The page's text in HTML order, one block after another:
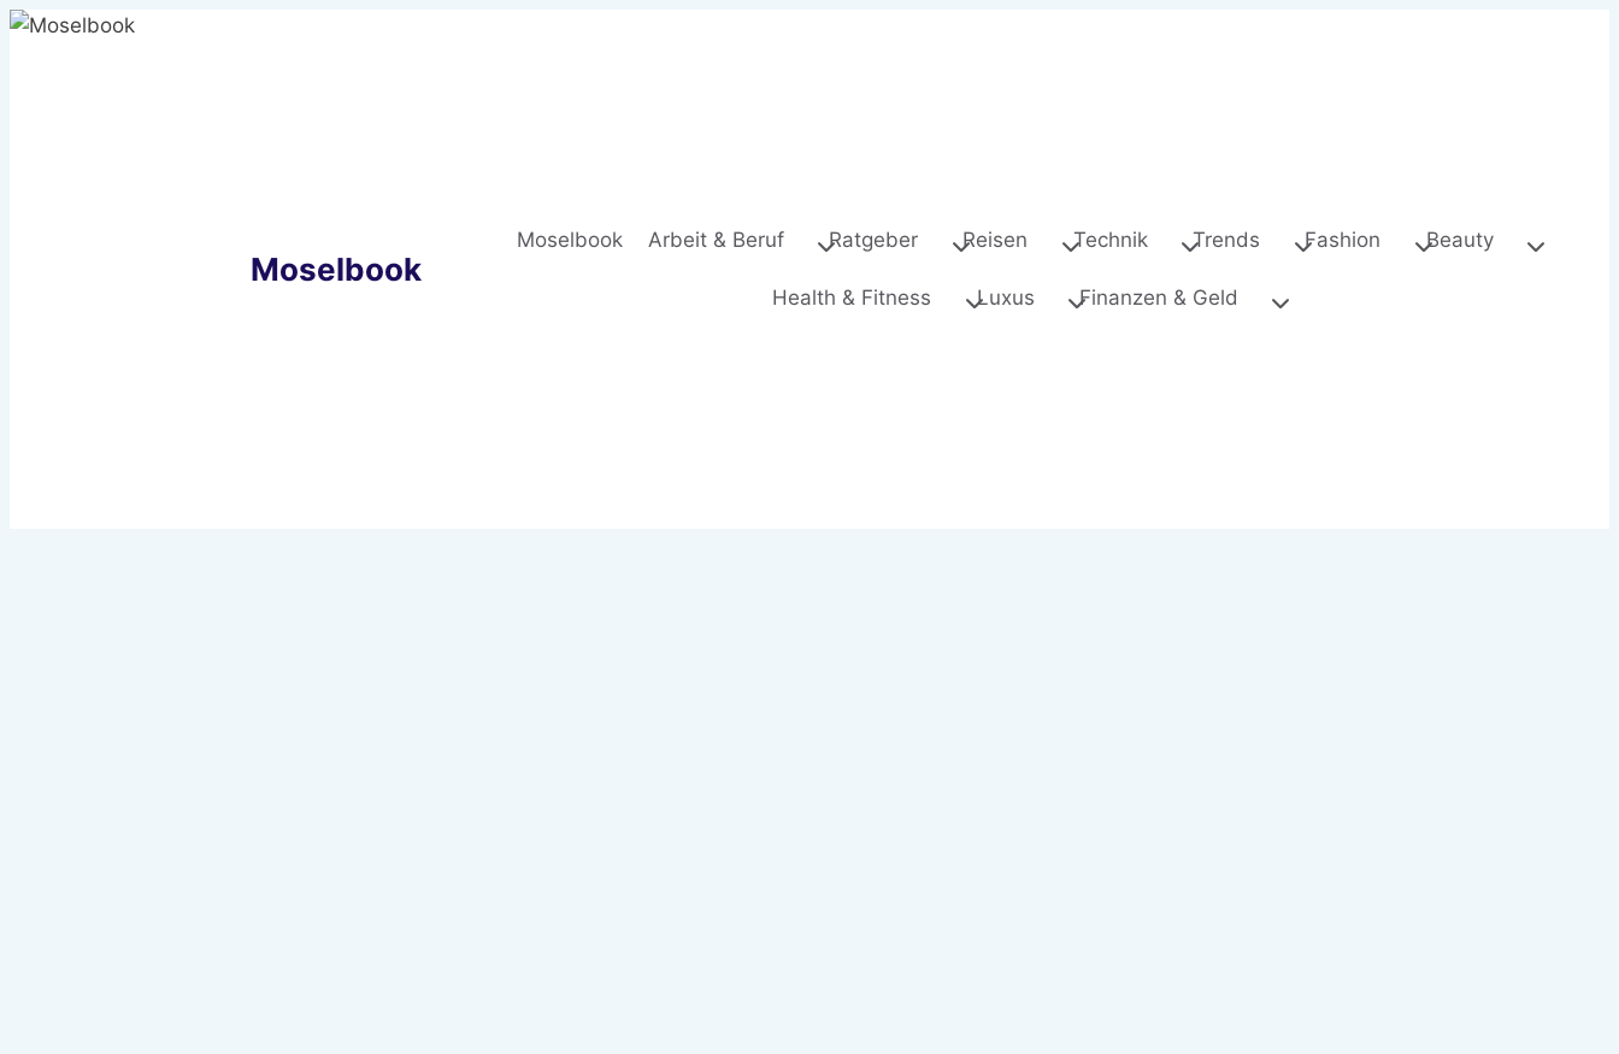
Zum
Moselbook
Moselbook Arbeit & Beruf Ratgeber Reisen Technik Trends Fashion Beauty
Health & Fitness Luxus Finanzen & Geld